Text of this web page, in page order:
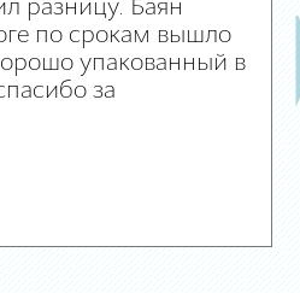
разницу. Баян
по срокам вышло
упакованный в
за